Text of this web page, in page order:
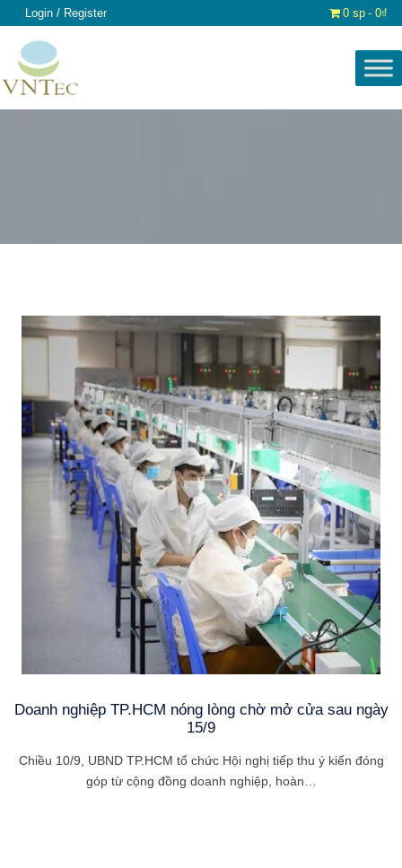
Login / Register 0 sp 0₫
Doanh nghiệp TP.HCM nóng lòng chờ mở cửa sau ngày
15/9
Chiều 10/9, UBND TP.HCM tổ chức Hội nghị tiếp thu ý kiến đóng
góp từ cộng đồng doanh nghiệp, hoàn…